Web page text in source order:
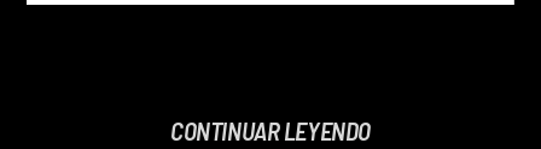
CONTINUAR LEYENDO